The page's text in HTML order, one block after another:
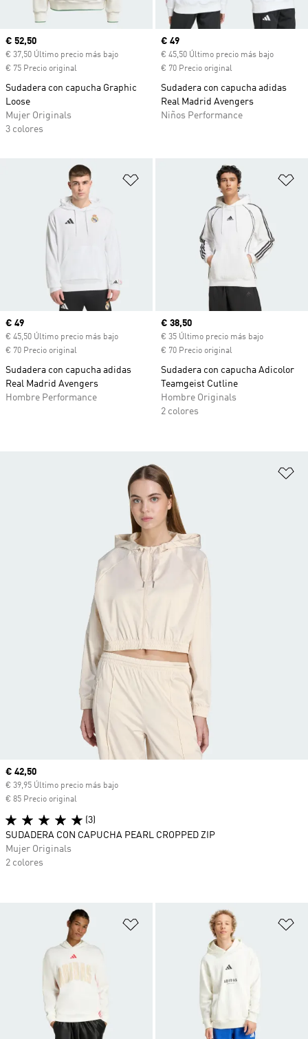
Precio actual
€ 52,50
€ 37,50 Último precio más bajo
€ 75 Precio original
Sudadera con capucha Graphic
Loose
Mujer Originals
3 colores
Precio actual
€ 49
€ 45,50 Último precio más bajo
€ 70 Precio original
Sudadera con capucha adidas
Real Madrid Avengers
Niños Performance
Añadir a la lista de deseos
Precio actual
€ 49
€ 45,50 Último precio más bajo
€ 70 Precio original
Sudadera con capucha adidas
Real Madrid Avengers
Hombre Performance
Precio actual
€ 38,50
€ 35 Último precio más bajo
€ 70 Precio original
Sudadera con capucha Adicolor
Teamgeist Cutline
Hombre Originals
2 colores
Añadir a la lista de deseos
Precio actual
€ 42,50
€ 39,95 Último precio más bajo
€ 85 Precio original
(3)
SUDADERA CON CAPUCHA PEARL CROPPED ZIP
Mujer Originals
2 colores